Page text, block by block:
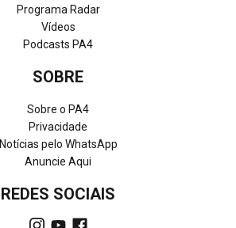
Programa Radar
Vídeos
Podcasts PA4
SOBRE
Sobre o PA4
Privacidade
Notícias pelo WhatsApp
Anuncie Aqui
REDES SOCIAIS